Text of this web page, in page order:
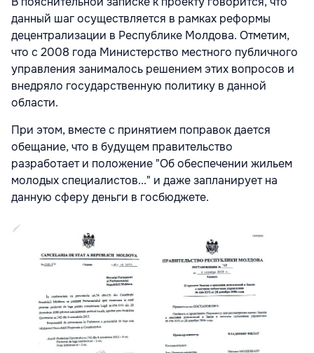
данный шаг осуществляется в рамках реформы
децентрализации в Республике Молдова. Отметим,
что с 2008 года Министерство местного публичного
управления занималось решением этих вопросов и
внедряло государственную политику в данной
области.
При этом, вместе с принятием поправок дается
обещание, что в будущем правительство
разработает и положение "Об обеспечении жильем
молодых специалистов..." и даже запланирует на
данную сферу деньги в госбюджете.